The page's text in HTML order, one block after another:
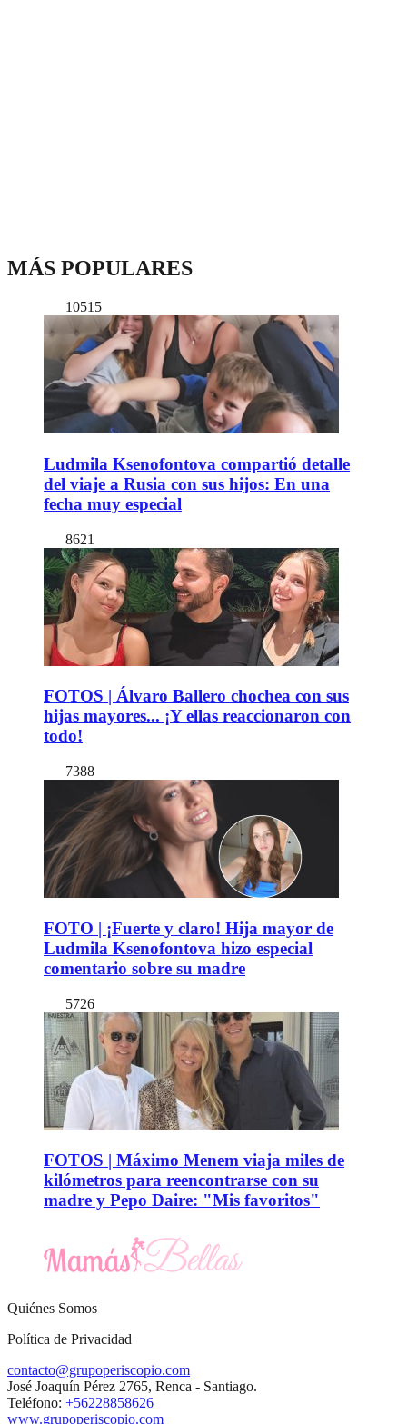
MÁS POPULARES
10515
Ludmila Ksenofontova compartió detalle
del viaje a Rusia con sus hijos: En una
fecha muy especial
8621
FOTOS | Álvaro Ballero chochea con sus
hijas mayores... ¡Y ellas reaccionaron con
todo!
7388
FOTO | ¡Fuerte y claro! Hija mayor de
Ludmila Ksenofontova hizo especial
comentario sobre su madre
5726
FOTOS | Máximo Menem viaja miles de
kilómetros para reencontrarse con su
madre y Pepo Daire: "Mis favoritos"
Quiénes Somos
Política de Privacidad
contacto@grupoperiscopio.com
José Joaquín Pérez 2765, Renca - Santiago.
Teléfono: +56228858626
www.grupoperiscopio.com